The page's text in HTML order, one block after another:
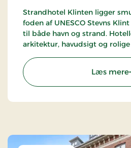
Strandhotel Klinten ligger
foden af UNESCO Stevns
til både havn og strand.
arkitektur, havudsigt og
Læs mere